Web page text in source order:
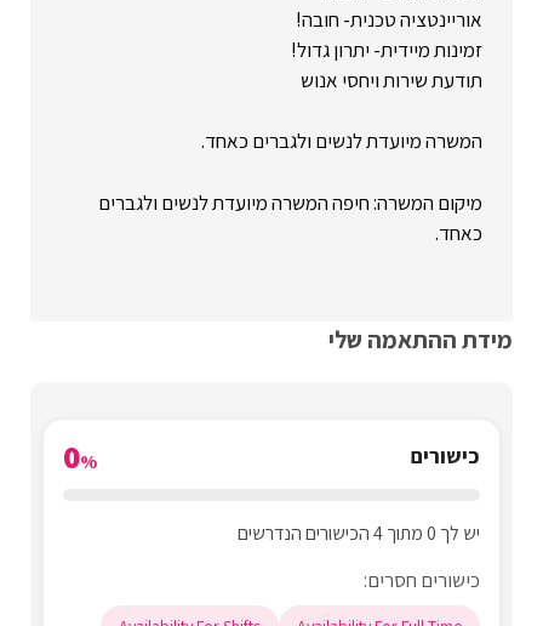
אוריינטציה טכנית- חובה!
זמינות מיידית- יתרון גדול!
תודעת שירות ויחסי אנוש
המשרה מיועדת לנשים ולגברים כאחד.
מיקום המשרה: חיפה המשרה מיועדת לנשים ולגברים
כאחד.
מידת ההתאמה שלי
כישורים 0%
יש לך 0 מתוך 4 הכישורים הנדרשים
כישורים חסרים: